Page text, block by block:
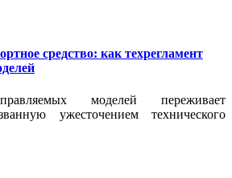
средство: как техрегламент
моделей переживает
ужесточением технического